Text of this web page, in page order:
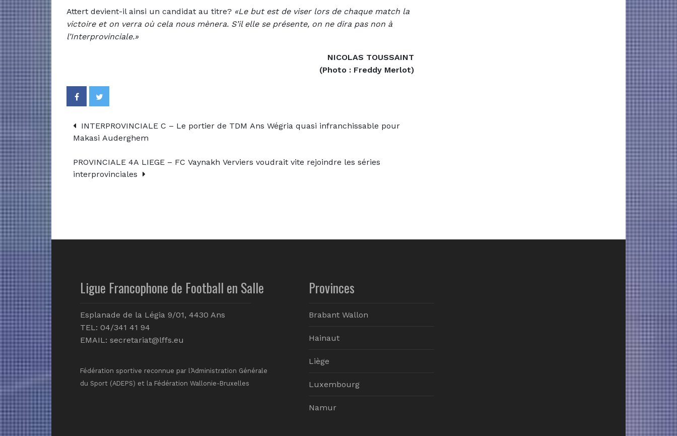
Attert devient-il ainsi un candidat au titre? «Le but est de viser lors de chaque match la
victoire et on verra où cela nous mènera. S’il elle se présente, on ne dira pas non à
l’Interprovinciale.»
NICOLAS TOUSSAINT
(Photo : Freddy Merlot)
INTERPROVINCIALE C – Le portier de TDM Ans Wégria quasi infranchissable pour
Makasi Auderghem
PROVINCIALE 4A LIEGE – FC Vaynakh Verviers voudrait vite rejoindre les séries
interprovinciales
Ligue Francophone de Football en Salle
Esplanade de la Légia 9/01, 4430 Ans
TEL: 04/341 41 94
EMAIL: secretariat@lffs.eu
Fédération sportive reconnue par l’Administration Générale
du Sport (ADEPS) et la Fédération Wallonie-Bruxelles
Provinces
Brabant Wallon
Hainaut
Liège
Luxembourg
Namur